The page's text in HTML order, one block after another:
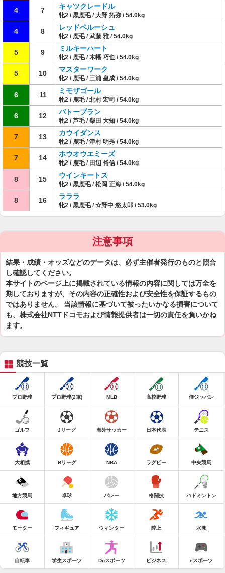
4 7 キャツクレードル
牝2 / 黒鹿毛 / 大野 拓弥 / 54.0kg
4 8 レッドペルーシュ
牝2 / 鹿毛 / 武藤 雅 / 54.0kg
5 9 ミルキーハート
牝2 / 鹿毛 / 木幡 巧也 / 54.0kg
5 10 マスターワーク
牝2 / 鹿毛 / 三浦 皇成 / 54.0kg
6 11 ミモザゴール
牝2 / 鹿毛 / 北村 宏司 / 54.0kg
6 12 バトーブラン
牝2 / 芦毛 / 柴田 大知 / 54.0kg
7 13 カウイダンス
牝2 / 鹿毛 / 津村 明秀 / 54.0kg
7 14 ホウオウエミーズ
牝2 / 鹿毛 / 田辺 裕信 / 54.0kg
8 15 ウインキートス
牝2 / 黒鹿毛 / 松岡 正海 / 54.0kg
8 16 ラララ
牝2 / 黒鹿毛 / ☆野中 悠太郎 / 53.0kg
注意事項
結果・成績・オッズなどのデータは、必ず主催者発行のものと照合
し確認してください。
本サイトのページ上に掲載されている情報の内容に関しては万全を
期しておりますが、その内容の正確性および安全性を保証するもの
ではありません。 当該情報に基づいて被ったいかなる損害について
も、株式会社NTTドコモおよび情報提供者は一切の責任を負いかね
ます。
競技一覧
プロ野球 プロ野球(2軍) MLB 高校野球 侍ジャパン
ゴルフ Jリーグ 海外サッカー 日本代表 テニス
大相撲 Bリーグ NBA ラグビー 中央競馬
地方競馬 卓球 バレー 格闘技 バドミントン
モーター フィギュア ウィンター 陸上 水泳
自転車 学生スポーツ Doスポーツ ビジネス eスポーツ